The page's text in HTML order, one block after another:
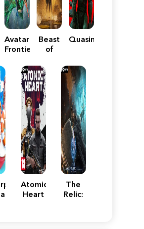
Avatar:
Frontiers
Pandora
Beast
of
Quasimorph
Atomic
Heart
The
Relic: